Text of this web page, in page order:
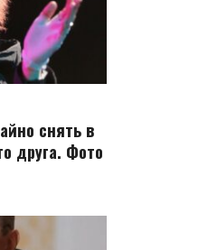
снять в
друга. Фото